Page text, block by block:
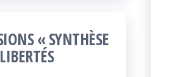
« SYNTHÈSE